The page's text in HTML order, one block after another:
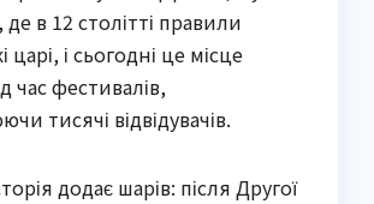
в 12 столітті правили
царі, і сьогодні це місце
час фестивалів,
тисячі відвідувачів.
додає шарів: після Другої